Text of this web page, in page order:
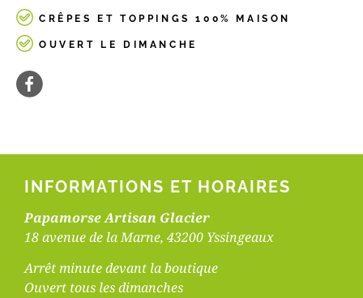
CRÊPES ET TOPPINGS 100% MAISON
OUVERT LE DIMANCHE
INFORMATIONS ET HORAIRES
Papamorse Artisan Glacier
18 avenue de la Marne, 43200 Yssingeaux
Arrêt minute devant la boutique
Ouvert tous les dimanches